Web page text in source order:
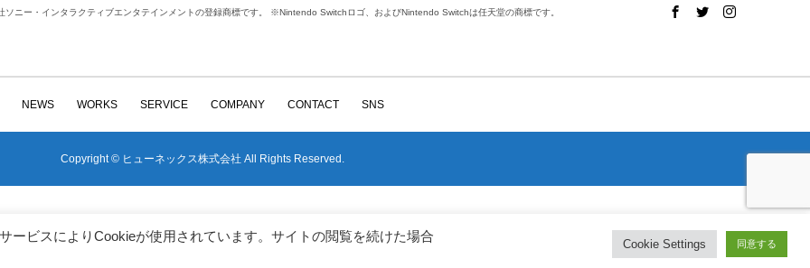
ソニー・インタラクティブエンタテインメントの登録商標です。 ※Nintendo Switchロゴ、およびNintendo Switchは任天堂の商標です。
NEWS WORKS SERVICE COMPANY CONTACT SNS
Copyright © ヒューネックス株式会社 All Rights Reserved.
ービスによりCookieが使用されています。サイトの閲覧を続けた場合
Cookie Settings 同意する